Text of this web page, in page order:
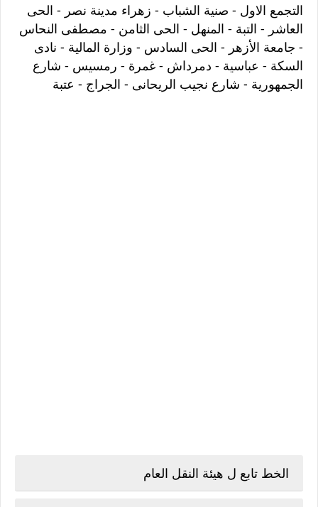
التجمع الاول - صنية الشباب - زهراء مدينة نصر - الحى
العاشر - التبة - المنهل - الحى الثامن - مصطفى النحاس
- جامعة الأزهر - الحى السادس - وزارة المالية - نادى
السكة - عباسية - دمرداش - غمرة - رمسيس - شارع
الجمهورية - شارع نجيب الريحانى - الجراج - عتبة
الخط تابع ل هيئة النقل العام